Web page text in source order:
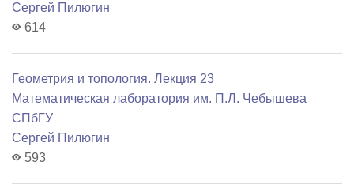
Сергей Пилюгин
614
Геометрия и топология. Лекция 23
Математичеcкая лаборатория им. П.Л. Чебышева
СПбГУ
Сергей Пилюгин
593